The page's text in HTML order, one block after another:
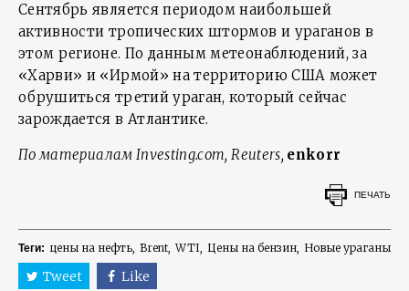
Сентябрь является периодом наибольшей
активности тропических штормов и ураганов в
этом регионе. По данным метеонаблюдений, за
«Харви» и «Ирмой» на территорию США может
обрушиться третий ураган, который сейчас
зарождается в Атлантике.
Поматериалам Investing.com, Reuters, enkorr
ПЕЧАТЬ
Теги: цены на нефть Brent WTI Цены на бензин Новые ураганы
Tweet Like